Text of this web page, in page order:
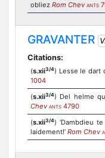
obliez Rom Chev ANTS
GRAVANTER
Citations:
(s.xii3/4) Lesse le dart
1004
(s.xii3/4) Del helme
Chev ANTS 4790
(s.xii3/4) ‘Dambdieu
laidement!’ Rom Chev